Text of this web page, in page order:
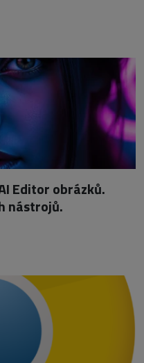
Editor obrázků.
nástrojů.